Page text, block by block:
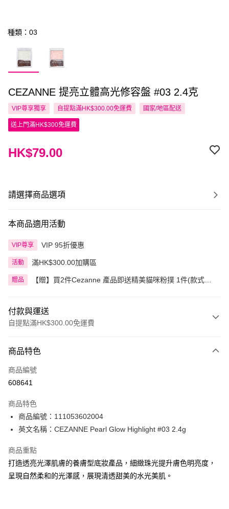
種類：03
CEZANNE 提亮立體高光修容盤 #03 2.4克
VIP尊享獨享 自提點滿HK$300.00免運費 國家/地區配送
送上門滿HK$300免運費
HK$79.00
請選擇商品選項
本商品適用活動
VIP尊享 VIP 95折優惠
活動 滿HK$300.00加購區
贈品
【贈】買2件Cezanne 產品即送精美貓咪粉撲 1件(款式隨
付款與運送
自提點滿HK$300.00免運費
信用卡
Apple Pay
PayMe
WeChat Pay
BoC Pay
送貨方式
商品特色
商品編號
608641
商品特色
商品編號：111053602004
英文名稱：CEZANNE Pearl Glow Highlight #03 2.4g
商品重點
打造透亮光澤肌膚的養膚型底妝產品，細緻珠光提升膚色明亮度，
呈現自然柔和的光澤感，展現清透甜美的水光美肌。